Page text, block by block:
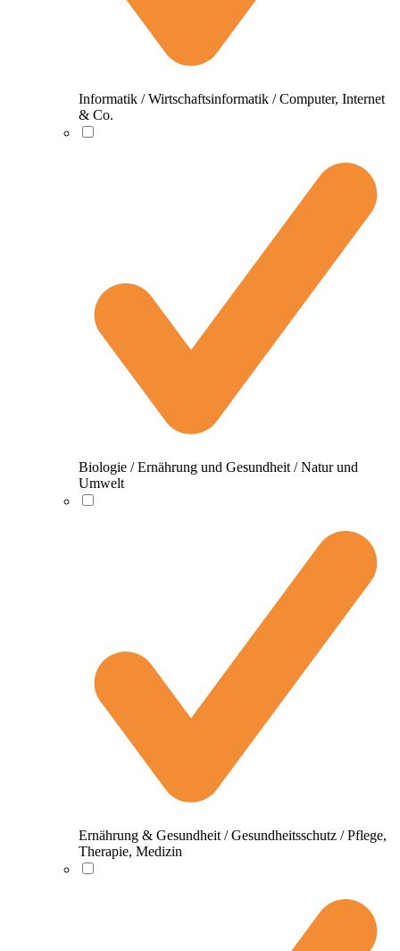
Informatik / Wirtschaftsinformatik / Computer, Internet
& Co.
Biologie / Ernährung und Gesundheit / Natur und
Umwelt
Ernährung & Gesundheit / Gesundheitsschutz / Pflege,
Therapie, Medizin